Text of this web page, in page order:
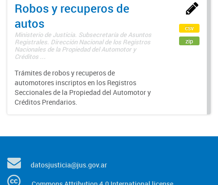
Robos y recuperos de
autos
Ministerio de Justicia. Subsecretaría de Asuntos
Registrales. Dirección Nacional de los Registros
Nacionales de la Propiedad del Automotor y
Créditos ...
Trámites de robos y recuperos de
automotores inscriptos en los Registros
Seccionales de la Propiedad del Automotor y
Créditos Prendarios.
csv
zip
datosjusticia@jus.gov.ar